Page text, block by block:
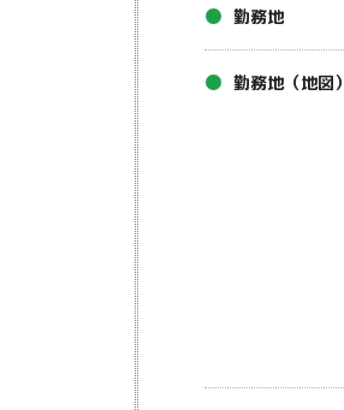
勤務地
勤務地（地図）